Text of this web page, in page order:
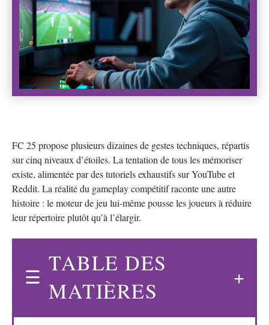
FC 25 propose plusieurs dizaines de gestes techniques, répartis
sur cinq niveaux d’étoiles. La tentation de tous les mémoriser
existe, alimentée par des tutoriels exhaustifs sur YouTube et
Reddit. La réalité du gameplay compétitif raconte une autre
histoire : le moteur de jeu lui-même pousse les joueurs à réduire
leur répertoire plutôt qu’à l’élargir.
TABLE DES
MATIÈRES